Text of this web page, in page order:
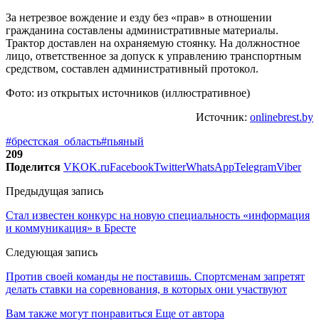
За нетрезвое вождение и езду без «прав» в отношении
гражданина составлены административные материалы.
Трактор доставлен на охраняемую стоянку. На должностное
лицо, ответственное за допуск к управлению транспортным
средством, составлен административный протокол.
Фото: из открытых источников (иллюстративное)
Источник: onlinebrest.by
#брестская_область#пьяный
209
Поделится VKOK.ruFacebookTwitterWhatsAppTelegramViber
Предыдущая запись
Стал известен конкурс на новую специальность «информация
и коммуникация» в Бресте
Следующая запись
Против своей команды не поставишь. Спортсменам запретят
делать ставки на соревнования, в которых они участвуют
Вам также могут понравиться Еще от автора